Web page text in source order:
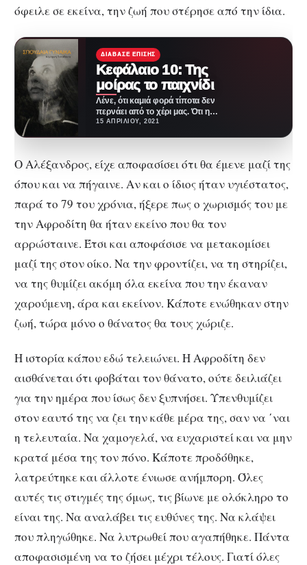
όφειλε σε εκείνα, την ζωή που στέρησε από την ίδια.
ΔΙΆΒΑΣΕ ΕΠΊΣΗΣ
Κεφάλαιο 10: Της
μοίρας το παιχνίδι
Λένε, ότι καμιά φορά τίποτα δεν
περνάει από το χέρι μας. Ότι η
μοίρα, η ζωή,…
15 ΑΠΡΙΛΊΟΥ, 2021
Ο Αλέξανδρος, είχε αποφασίσει ότι θα έμενε μαζί της
όπου και να πήγαινε. Αν και ο ίδιος ήταν υγιέστατος,
παρά το 79 του χρόνια, ήξερε πως ο χωρισμός του με
την Αφροδίτη θα ήταν εκείνο που θα τον
αρρώσταινε. Έτσι και αποφάσισε να μετακομίσει
μαζί της στον οίκο. Να την φροντίζει, να τη στηρίζει,
να της θυμίζει ακόμη όλα εκείνα που την έκαναν
χαρούμενη, άρα και εκείνον. Κάποτε ενώθηκαν στην
ζωή, τώρα μόνο ο θάνατος θα τους χώριζε.
Η ιστορία κάπου εδώ τελειώνει. Η Αφροδίτη δεν
αισθάνεται ότι φοβάται τον θάνατο, ούτε δειλιάζει
για την ημέρα που ίσως δεν ξυπνήσει. Υπενθυμίζει
στον εαυτό της να ζει την κάθε μέρα της, σαν να ΄ναι
η τελευταία. Να χαμογελά, να ευχαριστεί και να μην
κρατά μέσα της τον πόνο. Κάποτε προδόθηκε,
λατρεύτηκε και άλλοτε ένιωσε ανήμπορη. Όλες
αυτές τις στιγμές της όμως, τις βίωνε με ολόκληρο το
είναι της. Να αναλάβει τις ευθύνες της. Να κλάψει
που πληγώθηκε. Να λυτρωθεί που αγαπήθηκε. Πάντα
αποφασισμένη να το ζήσει μέχρι τέλους. Γιατί όλες